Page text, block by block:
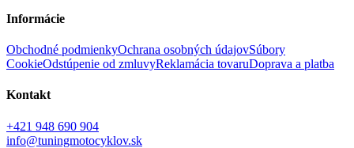
Informácie
Obchodné podmienkyOchrana osobných údajovSúbory
CookieOdstúpenie od zmluvyReklamácia tovaruDoprava a platba
Kontakt
+421 948 690 904
info@tuningmotocyklov.sk